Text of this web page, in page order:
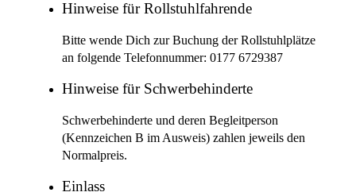
Hinweise für Rollstuhlfahrende
Bitte wende Dich zur Buchung der Rollstuhlplätze
an folgende Telefonnummer: 0177 6729387
Hinweise für Schwerbehinderte
Schwerbehinderte und deren Begleitperson
(Kennzeichen B im Ausweis) zahlen jeweils den
Normalpreis.
Einlass